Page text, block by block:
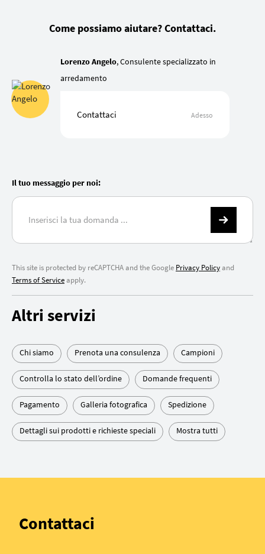
Come possiamo aiutare? Contattaci.
Lorenzo Angelo, Consulente specializzato in
arredamento
Contattaci Adesso
Il tuo messaggio per noi:
This site is protected by reCAPTCHA and the Google Privacy Policyand
Terms of Serviceapply.
Altri servizi
Chi siamo Prenota una consulenza Campioni
Controlla lo stato dell’ordine Domande frequenti
Pagamento Galleria fotografica Spedizione
Dettagli sui prodotti e richieste speciali Mostra tutti
Contattaci